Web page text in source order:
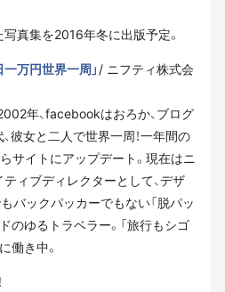
真集を2016年冬に出版予定。
一万円世界一周」 / ニフティ株式会
年、facebookはおろか、ブログ
彼女と二人で世界一周！一年間の
らサイトにアップデート。現在はニ
ィブディレクターとして、デザ
バックパッカーでもない「脱パッ
のゆるトラベラー。「旅行もシゴ
働き中。